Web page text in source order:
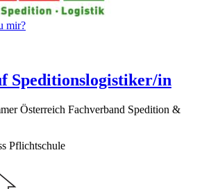
mir?
Speditionslogistiker/in
Österreich Fachverband Spedition &
Pflichtschule